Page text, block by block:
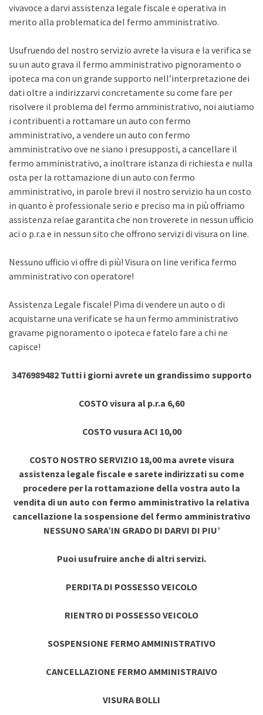
vivavoce a darvi assistenza legale fiscale e operativa in
merito alla problematica del fermo amministrativo.
Usufruendo del nostro servizio avrete la visura e la verifica se
su un auto grava il fermo amministrativo pignoramento o
ipoteca ma con un grande supporto nell’interpretazione dei
dati oltre a indirizzarvi concretamente su come fare per
risolvere il problema del fermo amministrativo, noi aiutiamo
i contribuenti a rottamare un auto con fermo
amministrativo, a vendere un auto con fermo
amministrativo ove ne siano i presupposti, a cancellare il
fermo amministrativo, a inoltrare istanza di richiesta e nulla
osta per la rottamazione di un auto con fermo
amministrativo, in parole brevi il nostro servizio ha un costo
in quanto è professionale serio e preciso ma in più offriamo
assistenza relae garantita che non troverete in nessun ufficio
aci o p.r.a e in nessun sito che offrono servizi di visura on line.
Nessuno ufficio vi offre di più! Visura on line verifica fermo
amministrativo con operatore!
Assistenza Legale fiscale! Pima di vendere un auto o di
acquistarne una verificate se ha un fermo amministrativo
gravame pignoramento o ipoteca e fatelo fare a chi ne
capisce!
3476989482 Tutti i giorni avrete un grandissimo supporto
COSTO visura al p.r.a 6,60
COSTO vusura ACI 10,00
COSTO NOSTRO SERVIZIO 18,00 ma avrete visura
assistenza legale fiscale e sarete indirizzati su come
procedere per la rottamazione della vostra auto la
vendita di un auto con fermo amministrativo la relativa
cancellazione la sospensione del fermo amministrativo
NESSUNO SARA’IN GRADO DI DARVI DI PIU’
Puoi usufruire anche di altri servizi.
PERDITA DI POSSESSO VEICOLO
RIENTRO DI POSSESSO VEICOLO
SOSPENSIONE FERMO AMMINISTRATIVO
CANCELLAZIONE FERMO AMMINISTRAIVO
VISURA BOLLI